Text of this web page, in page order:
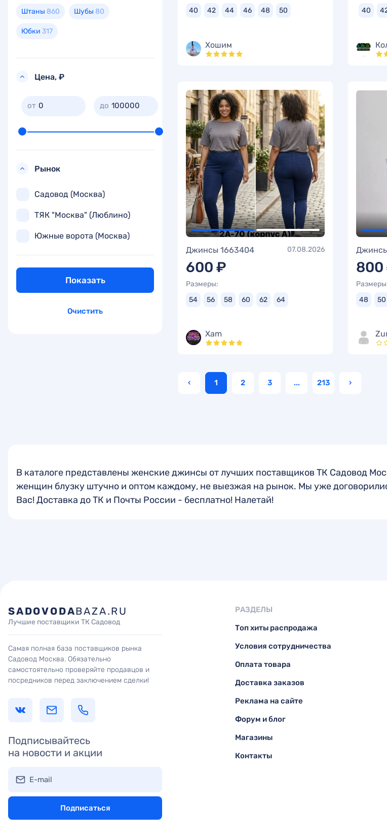
Штаны 860 Шубы 80
Юбки 317
Цена, ₽
0 100000
Рынок
Садовод (Москва)
ТЯК "Москва" (Люблино)
Южные ворота (Москва)
Показать
Очистить
40
42 44 46 48 50
Хошим
40
Джинсы 1663404 07.08.2026
600 ₽
Размеры:
54
56 58 60 62 64
Xam
800
48
50
‹ 1 2 3 ... 213 ›
В каталоге представлены женские джинсы от лучших поставщиков ТК Садовод
женщин блузку штучно и оптом каждому, не выезжая на рынок. Мы уже
Вас! Доставка до ТК и Почты России - бесплатно! Налетай!
SADOVODABAZA.RU
Лучшие поставщики ТК Садовод
Самая полная база поставщиков рынка
Садовод Москва. Обязательно
самостоятельно проверяйте продавцов и
посредников перед заключением сделки!
Подписывайтесь
на новости и акции
E-mail
Подписаться
РАЗДЕЛЫ
Топ хиты распродажа
Условия сотрудничества
Оплата товара
Доставка заказов
Реклама на сайте
Форум и блог
Магазины
Контакты